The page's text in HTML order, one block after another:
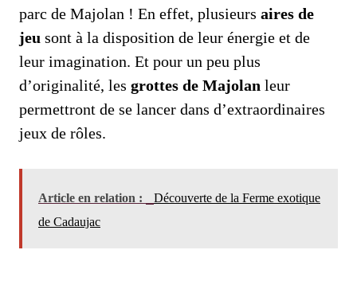
parc de Majolan ! En effet, plusieurs aires de
jeu sont à la disposition de leur énergie et de
leur imagination. Et pour un peu plus
d’originalité, les grottes de Majolan leur
permettront de se lancer dans d’extraordinaires
jeux de rôles.
Article en relation :
Découverte de la Ferme exotique
de Cadaujac